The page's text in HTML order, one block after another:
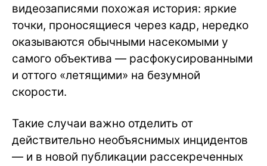
видеозаписями похожая история: яркие
точки, проносящиеся через кадр, нередко
оказываются обычными насекомыми у
самого объектива — расфокусированными
и оттого «летящими» на безумной
скорости.
Такие случаи важно отделить от
действительно необъяснимых инцидентов
— и в новой публикации рассекреченных